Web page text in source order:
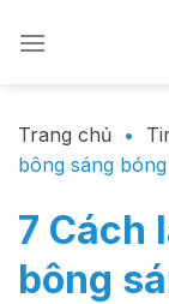
đến
Trang chủ •
bông sáng
7 Cách
bông